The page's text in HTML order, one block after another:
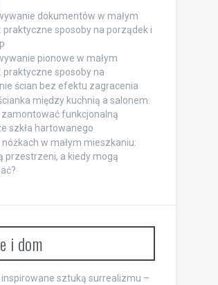
dokumentów w małym
praktyczne sposoby na porządek i
pionowe w małym
praktyczne sposoby na
ścian bez efektu zagracenia
między kuchnią a salonem:
zamontować funkcjonalną
szkła hartowanego
nóżkach w małym mieszkaniu:
przestrzeni, a kiedy mogą
i dom
sztuką surrealizmu –